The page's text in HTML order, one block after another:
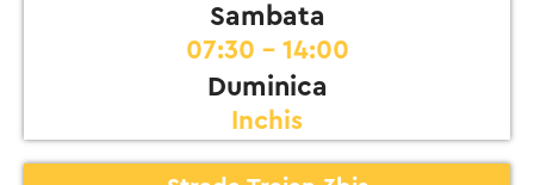
Sambata
07:30 - 14:00
Duminica
Inchis